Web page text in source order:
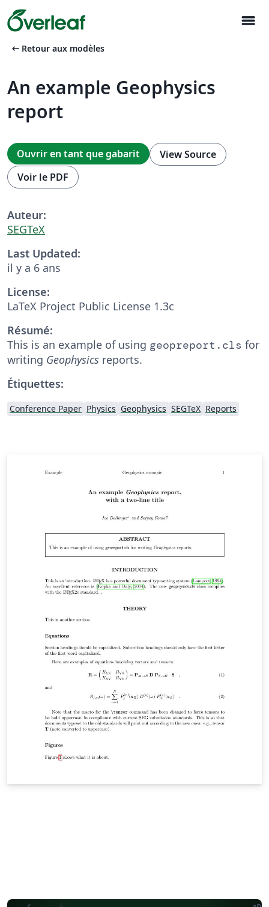
menu
arrow_left_alt Retour aux modèles
An example Geophysics
report
Ouvrir en tant que gabarit
View Source
Voir le PDF
Auteur:
SEGTeX
Last Updated:
il y a 6 ans
License:
LaTeX Project Public License 1.3c
Résumé:
This is an example of using geopreport.cls for
writing Geophysics reports.
Étiquettes:
Conference Paper Physics Geophysics SEGTeX Reports